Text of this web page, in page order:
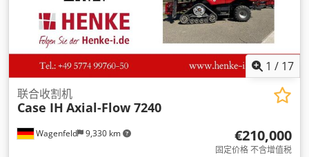
1 / 17
Wagenfeld 9,330 km
联合收割机
Case IH Axial-Flow 7240
€210,000
固定价格 不含增值税